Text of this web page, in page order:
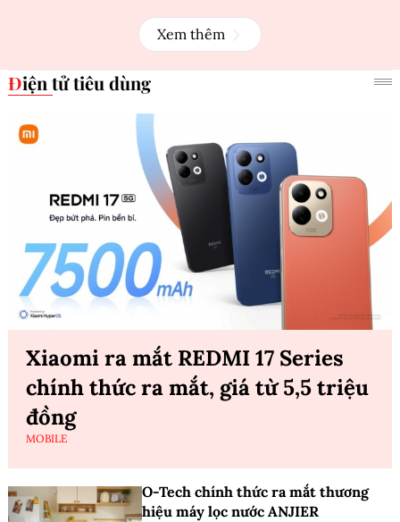
Xem thêm
Điện tử tiêu dùng
Xiaomi ra mắt REDMI 17 Series
chính thức ra mắt, giá từ 5,5 triệu
đồng
MOBILE
O-Tech chính thức ra mắt thương
hiệu máy lọc nước ANJIER